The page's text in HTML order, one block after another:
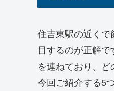
住吉東駅の近くで
目するのが正解
を連ねており、ど
今回ご紹介する5